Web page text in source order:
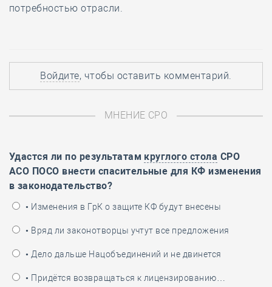
потребностью отрасли.
Войдите, чтобы оставить комментарий.
МНЕНИЕ СРО
Удастся ли по результатам круглого стола СРО
АСО ПОСО внести спасительные для КФ изменения
в законодательство?
• Изменения в ГрК о защите КФ будут внесены
• Вряд ли законотворцы учтут все предложения
• Дело дальше Нацобъединений и не двинется
• Придётся возвращаться к лицензированию…